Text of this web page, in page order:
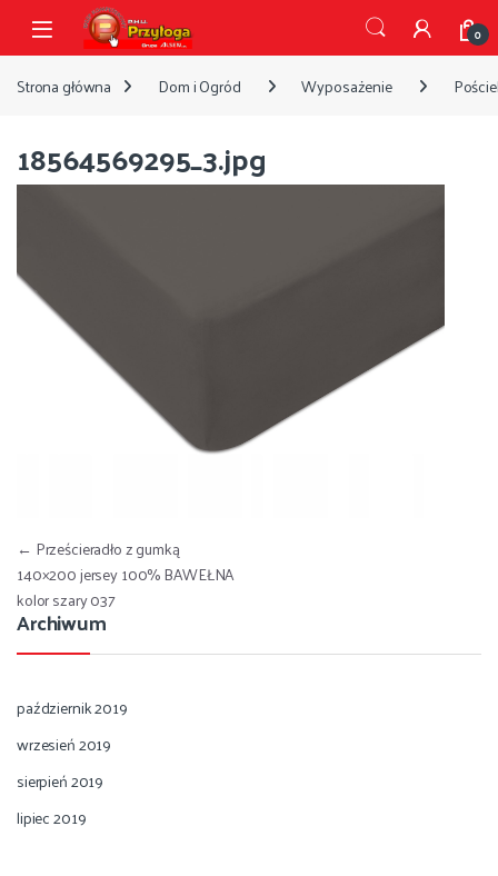
Przejdź do nawigacji
Przejdź do treści
Open 0
Strona główna Dom i Ogród Wyposażenie
18564569295_3.jpg
Nawigacja wpisu
← Prześcieradło z gumką
140×200 jersey 100% BAWEŁNA
kolor szary 037
Archiwum
październik 2019
wrzesień 2019
sierpień 2019
lipiec 2019